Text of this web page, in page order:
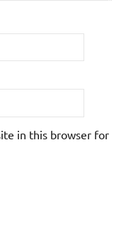
in this browser for